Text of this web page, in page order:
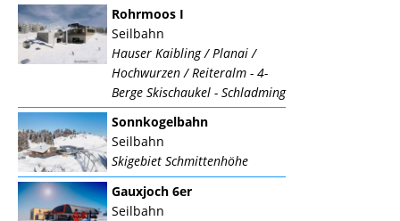
Rohrmoos I
Seilbahn
Hauser Kaibling / Planai /
Hochwurzen / Reiteralm - 4-
Berge Skischaukel - Schladming
Sonnkogelbahn
Seilbahn
Skigebiet Schmittenhöhe
Gauxjoch 6er
Seilbahn